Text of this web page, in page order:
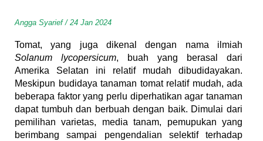
Angga Syarief / 24 Jan 2024
Tomat, yang juga dikenal dengan nama ilmiah
Solanum lycopersicum, buah yang berasal dari
Amerika Selatan ini relatif mudah dibudidayakan.
Meskipun budidaya tanaman tomat relatif mudah, ada
beberapa faktor yang perlu diperhatikan agar tanaman
dapat tumbuh dan berbuah dengan baik. Dimulai dari
pemilihan varietas, media tanam, pemupukan yang
berimbang sampai pengendalian selektif terhadap